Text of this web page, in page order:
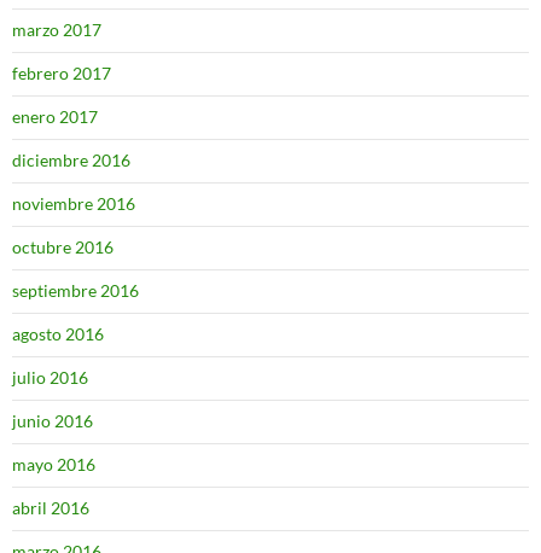
marzo 2017
febrero 2017
enero 2017
diciembre 2016
noviembre 2016
octubre 2016
septiembre 2016
agosto 2016
julio 2016
junio 2016
mayo 2016
abril 2016